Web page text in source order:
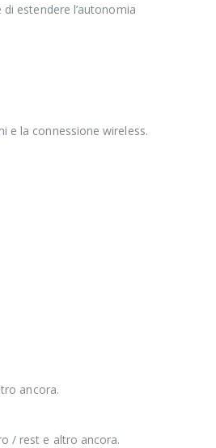
estendere l’autonomia
e la connessione wireless.
ancora.
/ rest e altro ancora.